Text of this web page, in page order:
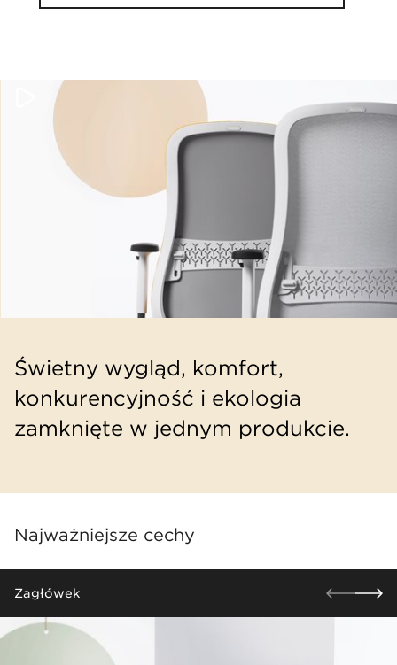
​Świetny wygląd, komfort,
konkurencyjność i ekologia
zamknięte w jednym produkcie.
Najważniejsze cechy
​Zagłówek